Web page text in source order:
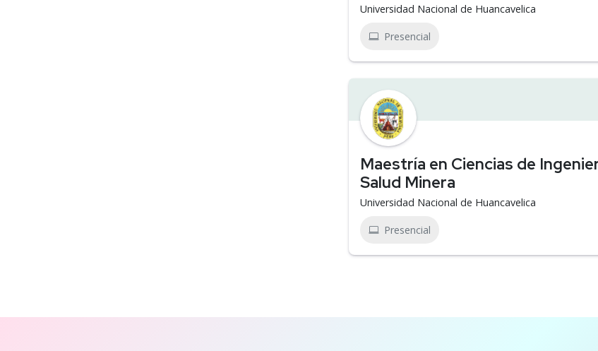
Universidad Nacional de Huancavelica
Presencial
Maestría en Ciencias de
Salud Minera
Universidad Nacional de Huancavelica
Presencial